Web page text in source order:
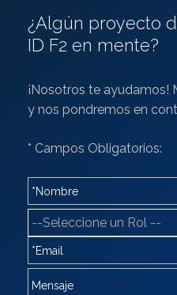
¿Algún proyecto
ID F2 en mente?
¡Nosotros te ayudamos!
y nos pondremos en
* Campos Obligatorios: